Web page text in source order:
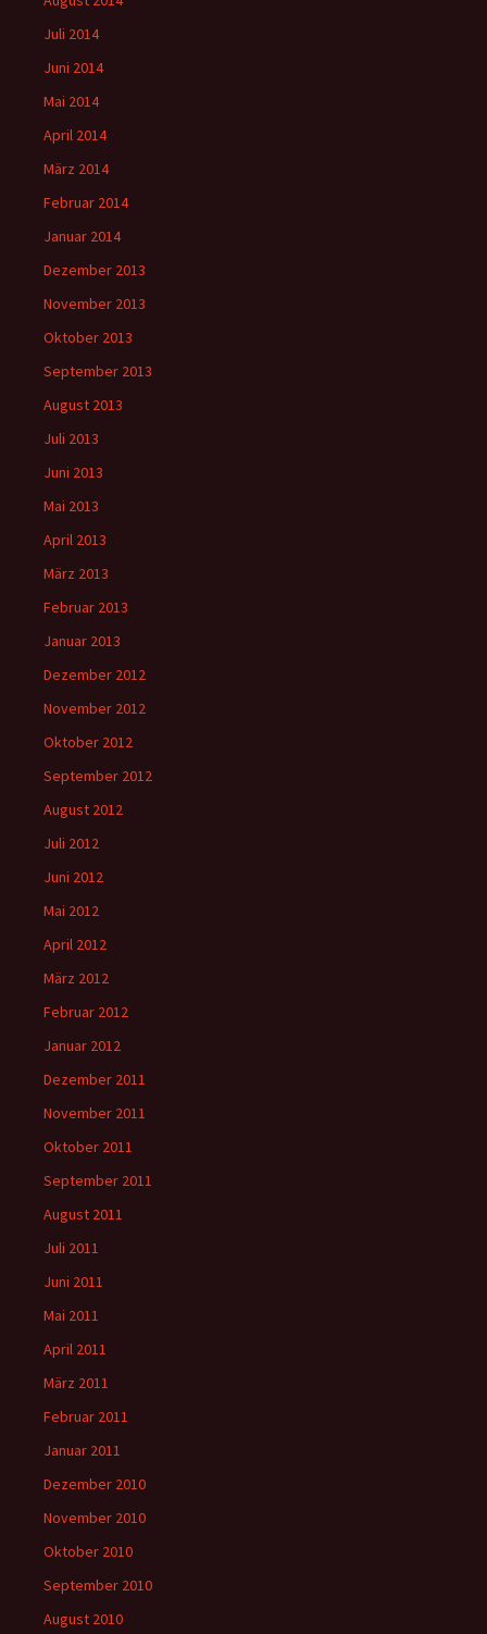
Juli 2014
Juni 2014
Mai 2014
April 2014
März 2014
Februar 2014
Januar 2014
Dezember 2013
November 2013
Oktober 2013
September 2013
August 2013
Juli 2013
Juni 2013
Mai 2013
April 2013
März 2013
Februar 2013
Januar 2013
Dezember 2012
November 2012
Oktober 2012
September 2012
August 2012
Juli 2012
Juni 2012
Mai 2012
April 2012
März 2012
Februar 2012
Januar 2012
Dezember 2011
November 2011
Oktober 2011
September 2011
August 2011
Juli 2011
Juni 2011
Mai 2011
April 2011
März 2011
Februar 2011
Januar 2011
Dezember 2010
November 2010
Oktober 2010
September 2010
August 2010